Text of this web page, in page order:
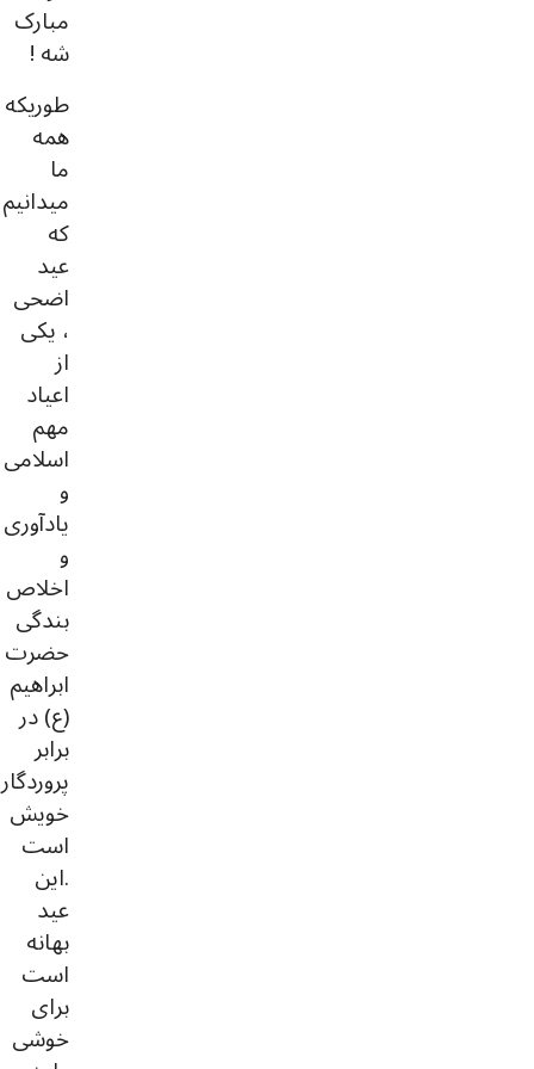
مبارک
شه !
طوریکه
همه
ما
میدانیم
که
عید
اضحی
، یکی
از
اعیاد
مهم
اسلامی
و
یادآوری
و
اخلاص
بندگی
حضرت
ابراهیم
(ع) در
برابر
پروردگار
خویش
است
.این
عید
بهانه
است
برای
خوشی